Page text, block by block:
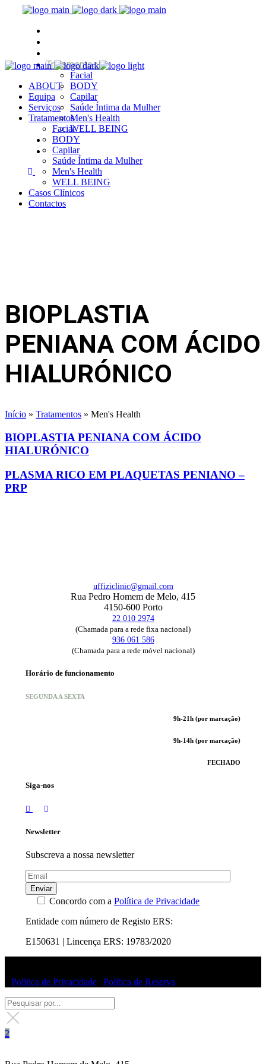
Tratamentos
Facial
BODY
Capilar
Saúde Íntima da Mulher
Men's Health
WELL BEING
Casos Clínicos
Contactos
ABOUT
Equipa
Serviços
Tratamentos
Facial
BODY
Capilar
Saúde Íntima da Mulher
Men's Health
WELL BEING
Casos Clínicos
Contactos
BIOPLASTIA
PENIANA COM ÁCIDO
HIALURÓNICO
Início » Tratamentos » Men's Health
BIOPLASTIA PENIANA COM ÁCIDO
HIALURÓNICO
PLASMA RICO EM PLAQUETAS PENIANO –
PRP
uffiziclinic@gmail.com
Rua Pedro Homem de Melo, 415
4150-600 Porto
22 010 2974
(Chamada para a rede fixa nacional)
936 061 586
(Chamada para a rede móvel nacional)
Horário de funcionamento
SEGUNDA A SEXTA
9h-21h (por marcação)
9h-14h (por marcação)
FECHADO
Siga-nos
Newsletter
Subscreva a nossa newsletter
Enviar
Concordo com a Política de Privacidade
Entidade com número de Registo ERS:
E150631 | Lincença ERS: 19783/2020
Política de Privacidade Política de Reserva